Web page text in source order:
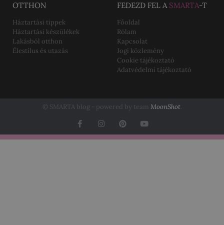
OTTHON
Háztartási tippek
Háztartási készülékek
Lakásból otthon
Élestílus és utazás
FEDEZD FEL A SMARTA-T
Főoldal
Rólam
Kapcsolat
Jogi közlemény
Cookie tájékoztató
Adatvédelmi tájékoztató
© SMARTA blog - powered by team MoonShot.